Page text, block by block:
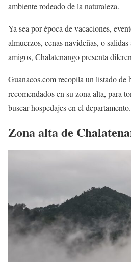
ambiente rodeado de la naturaleza.
Ya sea por época de vacaciones,
almuerzos, cenas navideñas, o
amigos, Chalatenango presenta
Guanacos.com recopila un listado de
recomendados en su zona alta, para
buscar hospedajes en el departamento.
Zona alta de